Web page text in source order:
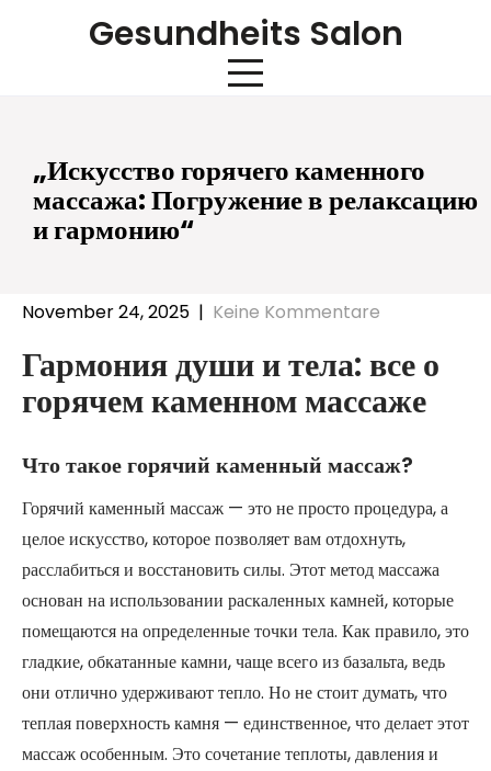
Gesundheits Salon
„Искусство горячего каменного
массажа: Погружение в релаксацию
и гармонию“
November 24, 2025 | Keine Kommentare
Гармония души и тела: все о
горячем каменном массаже
Что такое горячий каменный массаж?
Горячий каменный массаж — это не просто процедура, а
целое искусство, которое позволяет вам отдохнуть,
расслабиться и восстановить силы. Этот метод массажа
основан на использовании раскаленных камней, которые
помещаются на определенные точки тела. Как правило, это
гладкие, обкатанные камни, чаще всего из базальта, ведь
они отлично удерживают тепло. Но не стоит думать, что
теплая поверхность камня — единственное, что делает этот
массаж особенным. Это сочетание теплоты, давления и